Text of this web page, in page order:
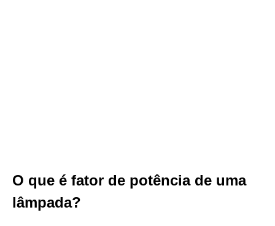
O que é fator de potência de uma
lâmpada?